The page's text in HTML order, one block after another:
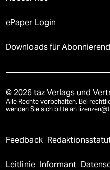
ePaper Login
Downloads für
© 2026 taz Verlags und
Alle Rechte vorbehalten. Bei
wenden Sie sich bitte an
Feedback
Leitlinie Informant